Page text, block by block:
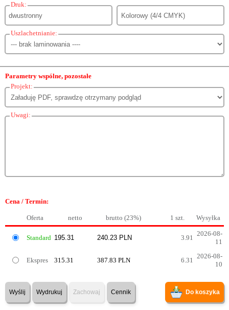
Druk:
Uszlachetnianie:
Parametry wspólne, pozostałe
Projekt:
Uwagi:
Cena / Termin:
Oferta netto brutto (23%) 1 szt. Wysyłka
Standard 3.91
2026-08-
11
Ekspres 315.31 387.83 PLN 6.31
2026-08-
10
Wyślij Wydrukuj Zachowaj Cennik Do koszyka